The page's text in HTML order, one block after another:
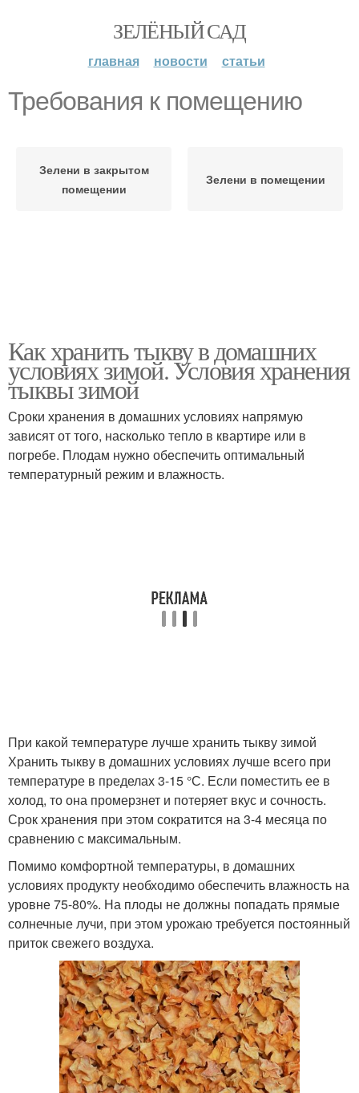
ЗЕЛЁНЫЙ САД
главная новости статьи
Требования к помещению
Зелени в закрытом
помещении
Зелени в помещении
Как хранить тыкву в домашних
условиях зимой. Условия хранения
тыквы зимой
Сроки хранения в домашних условиях напрямую
зависят от того, насколько тепло в квартире или в
погребе. Плодам нужно обеспечить оптимальный
температурный режим и влажность.
При какой температуре лучше хранить тыкву зимой
Хранить тыкву в домашних условиях лучше всего при
температуре в пределах 3-15 °С. Если поместить ее в
холод, то она промерзнет и потеряет вкус и сочность.
Срок хранения при этом сократится на 3-4 месяца по
сравнению с максимальным.
Помимо комфортной температуры, в домашних
условиях продукту необходимо обеспечить влажность на
уровне 75-80%. На плоды не должны попадать прямые
солнечные лучи, при этом урожаю требуется постоянный
приток свежего воздуха.